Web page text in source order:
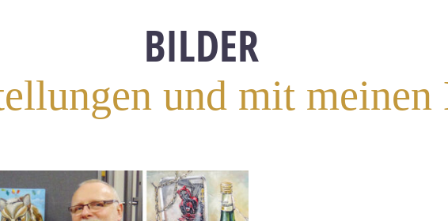
BILDER
und mit meinen